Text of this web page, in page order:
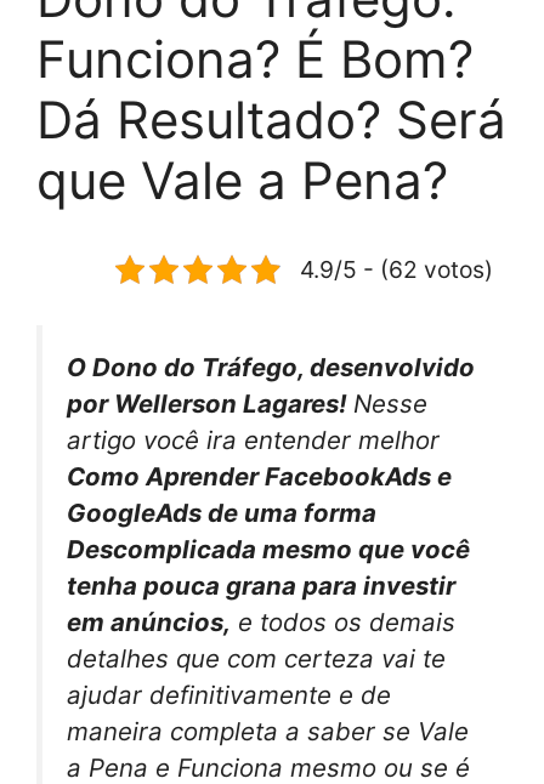
Funciona? É Bom?
Dá Resultado? Será
que Vale a Pena?
4.9/5 - (62 votos)
O Dono do Tráfego, desenvolvido
por Wellerson Lagares! Nesse
artigo você ira entender melhor
Como Aprender FacebookAds e
GoogleAds de uma forma
Descomplicada mesmo que você
tenha pouca grana para investir
em anúncios, e todos os demais
detalhes que com certeza vai te
ajudar definitivamente e de
maneira completa a saber se Vale
a Pena e Funciona mesmo ou se é